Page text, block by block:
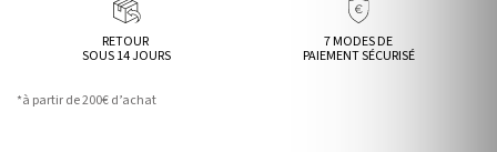
RETOUR
SOUS 14 JOURS
7 MODES DE
PAIEMENT SÉCURISÉ
*à partir de 200€ d’achat